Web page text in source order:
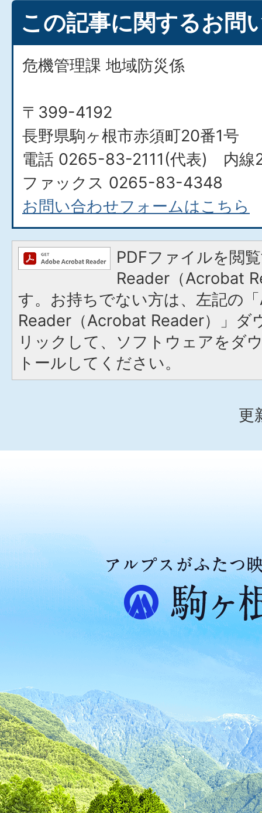
この記事に関するお問
危機管理課 地域防災係
〒399-4192
長野県駒ヶ根市赤須町20番1号
電話 0265-83-2111(代表) 内線
ファックス 0265-83-4348
お問い合わせフォームはこちら
PDFファイルを閲
Reader（Acrobat
す。お持ちでない方は、左記の
Reader（Acrobat Reader）」ダ
リックして、ソフトウェアをダ
トールしてください。
更
ア
ル
プ
ス
が
た
つ
映
え
る